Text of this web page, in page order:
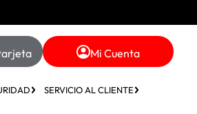
Mi Cuenta
SERVICIO AL CLIENTE